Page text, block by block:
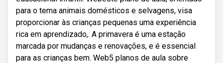
para o tema animais domésticos e selvagens, visa
proporcionar às crianças pequenas uma experiência
rica em aprendizado,. A primavera é uma estação
marcada por mudanças e renovações, e é essencial
para as crianças bem. Web5 planos de aula sobre